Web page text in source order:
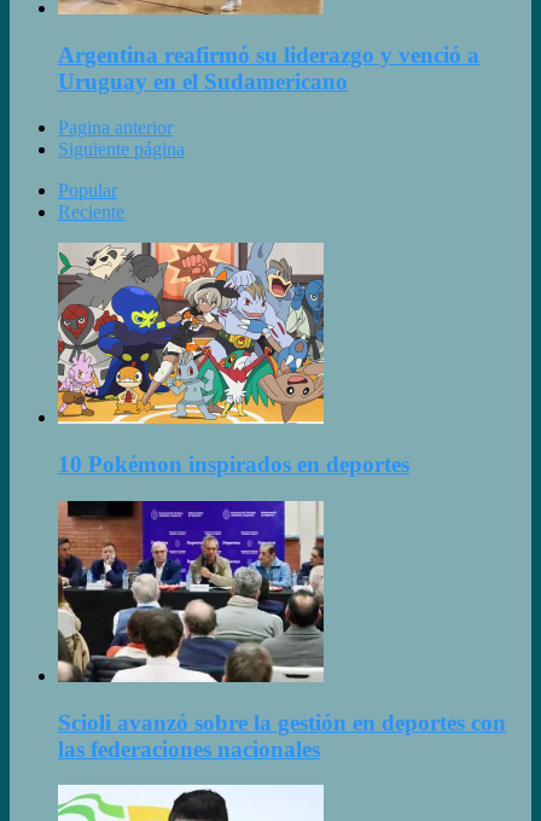
Argentina reafirmó su liderazgo y venció a
Uruguay en el Sudamericano
Pagina anterior
Siguiente página
Popular
Reciente
10 Pokémon inspirados en deportes
Scioli avanzó sobre la gestión en deportes con
las federaciones nacionales